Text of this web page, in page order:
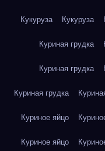
Кукуруза Кукуруза
Куриная грудка
Куриная грудка
Куриная грудка
Куриное яйцо
Куриное яйцо